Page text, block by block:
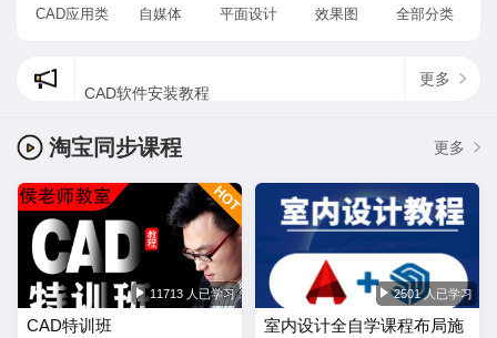
CAD应用类 自媒体 平面设计 效果图 全部分类
更多
淘宝同步课程 更多
11713 人已学习
CAD特训班
2501 人已学习
室内设计全自学课程布局施